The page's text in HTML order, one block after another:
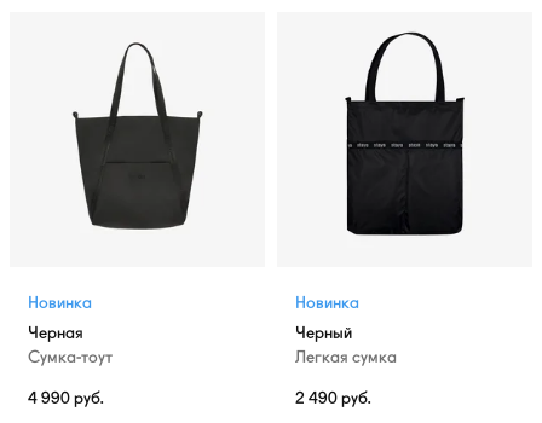
Новинка
Черная
Сумка-тоут
4 990 руб.
Новинка
Черный
Легкая сумка
2 490 руб.